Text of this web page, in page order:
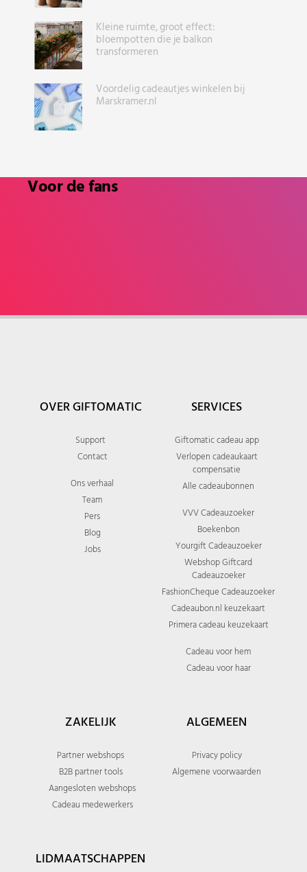
Kleine ruimte, groot effect:
bloempotten die je balkon
transformeren
Voordelig cadeautjes winkelen bij
Marskramer.nl
Voor de fans
OVER GIFTOMATIC
Support
Contact
Ons verhaal
Team
Pers
Blog
Jobs
SERVICES
Giftomatic cadeau app
Verlopen cadeaukaart
compensatie
Alle cadeaubonnen
VVV Cadeauzoeker
Boekenbon
Yourgift Cadeauzoeker
Webshop Giftcard
Cadeauzoeker
FashionCheque Cadeauzoeker
Cadeaubon.nl keuzekaart
Primera cadeau keuzekaart
Cadeau voor hem
Cadeau voor haar
ZAKELIJK
Partner webshops
B2B partner tools
Aangesloten webshops
Cadeau medewerkers
ALGEMEEN
Privacy policy
Algemene voorwaarden
LIDMAATSCHAPPEN